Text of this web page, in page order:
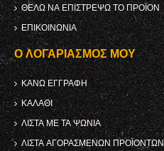
ΘΈΛΩ ΝΑ ΕΠΙΣΤΡΈΨΩ ΤΟ ΠΡΟΪΌΝ
ΕΠΙΚΟΙΝΩΝΊΑ
Ο ΛΟΓΑΡΙΑΣΜΌΣ ΜΟΥ
ΚΑΝΩ ΕΓΓΡΑΦΗ
ΚΑΛΆΘΙ
ΛΊΣΤΑ ΜΕ ΤΑ ΨΏΝΙΑ
ΛΊΣΤΑ ΑΓΟΡΑΣΜΈΝΩΝ ΠΡΟΪΌΝΤΩΝ